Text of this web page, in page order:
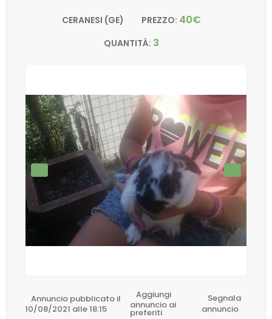
CERANESI (GE) PREZZO: 40€
QUANTITÀ: 3
Annuncio pubblicato il
10/08/2021 alle 18:15
Aggiungi
annuncio ai
preferiti
Segnala
annuncio